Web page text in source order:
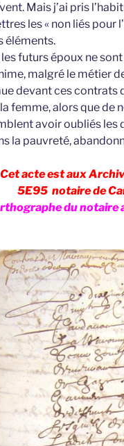
Mais j’ai pris
les « non liés pour
éléments.
les futurs époux ne
malgré le métier
devant ces contrats
femme, alors que de
avoir oubliés les
la pauvreté,
Cet acte est aux
5E95 notaire de
du notaire